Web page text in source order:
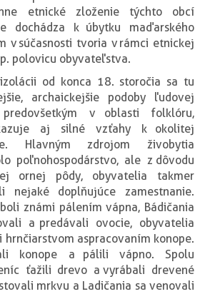
etnické zloženie týchto obcí
dochádza k úbytku maďarského
v súčasnosti tvoria v rámci etnickej
polovicu obyvateľstva.
od konca 18. storočia sa tu
archaickejšie podoby ľudovej
v oblasti folklóru,
aj silné vzťahy k okolitej
Hlavným zdrojom živobytia
poľnohospodárstvo, ale z dôvodu
ornej pôdy, obyvatelia takmer
nejaké doplňujúce zamestnanie.
známi pálením vápna, Bádičania
a predávali ovocie, obyvatelia
a spracovaním konope.
konope a pálili vápno. Spolu
ťažili drevo a vyrábali drevené
mrkvu a Ladičania sa venovali